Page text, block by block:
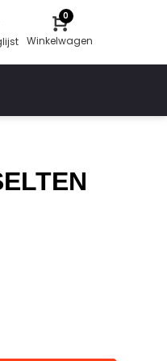
0
Winkelwagen